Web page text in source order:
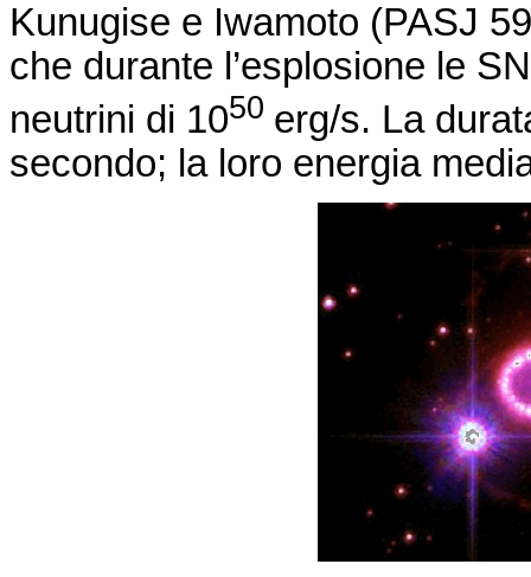
Kunugise e Iwamoto (PASJ
che durante l’esplosione le
neutrini di 1050 erg/s. La
secondo; la loro energia